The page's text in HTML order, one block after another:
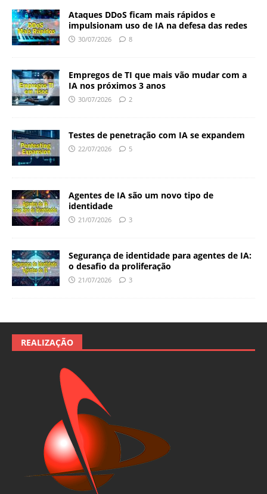
Ataques DDoS ficam mais rápidos e
impulsionam uso de IA na defesa das redes
30/07/2026 8
Empregos de TI que mais vão mudar com a
IA nos próximos 3 anos
30/07/2026 2
Testes de penetração com IA se expandem
22/07/2026 5
Agentes de IA são um novo tipo de
identidade
21/07/2026 3
Segurança de identidade para agentes de IA:
o desafio da proliferação
21/07/2026 3
REALIZAÇÃO